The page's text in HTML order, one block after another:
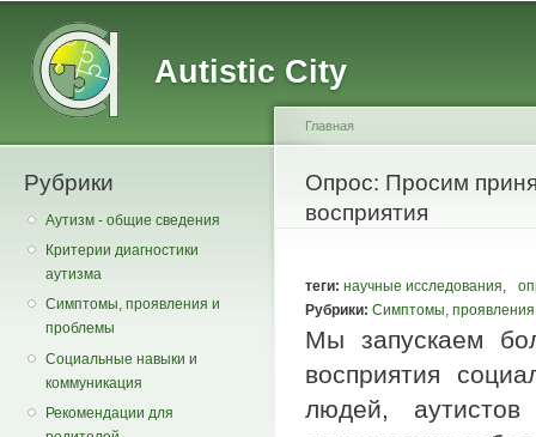
Autistic City
Рубрики
Аутизм - общие сведения
Критерии диагностики
аутизма
Симптомы, проявления и
проблемы
Социальные навыки и
коммуникация
Рекомендации для
You are here
Главная
Опрос: Просим
восприятия
теги: научные исследования
Рубрики: Симптомы,
Мы запускаем
восприятия
людей,